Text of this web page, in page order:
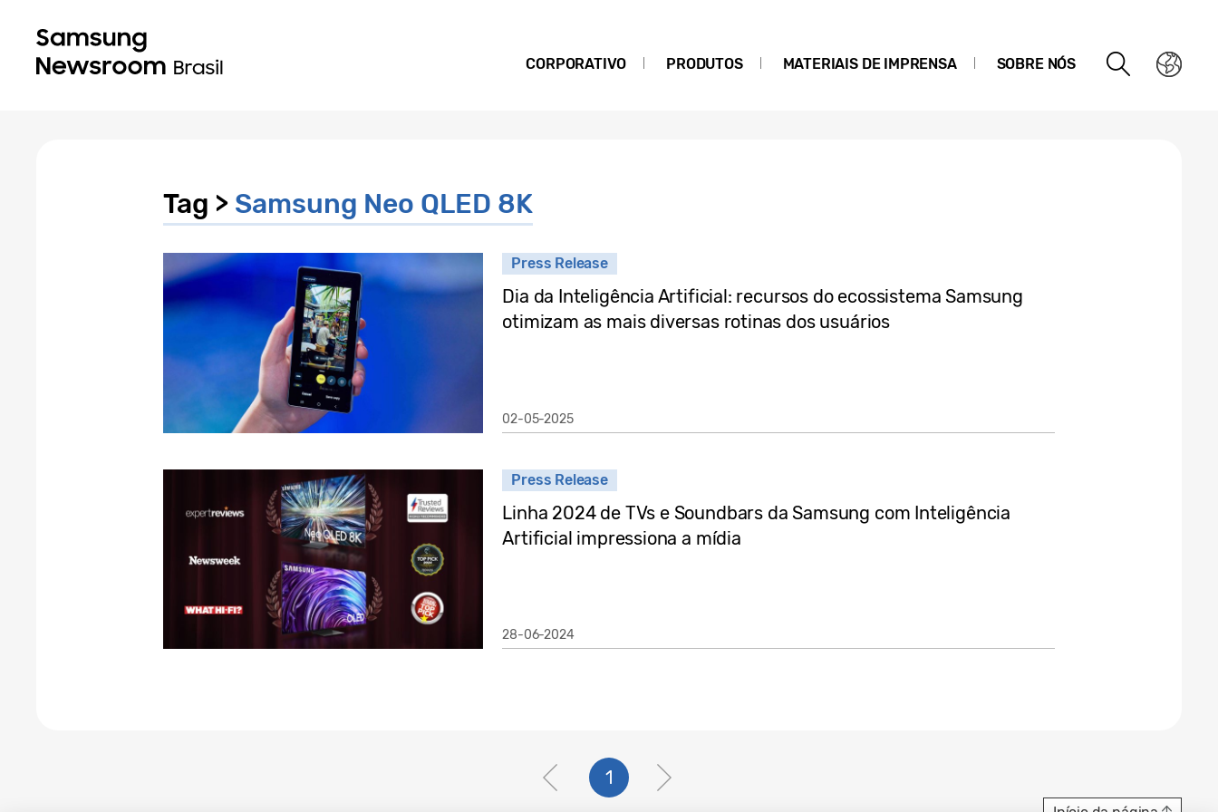
CORPORATIVO PRODUTOS MATERIAIS DE IMPRENSA SOBRE NÓS
Tag > Samsung Neo QLED 8K
Press Release
Dia da Inteligência Artificial: recursos do ecossistema Samsung
otimizam as mais diversas rotinas dos usuários
02-05-2025
Press Release
Linha 2024 de TVs e Soundbars da Samsung com Inteligência
Artificial impressiona a mídia
28-06-2024
1